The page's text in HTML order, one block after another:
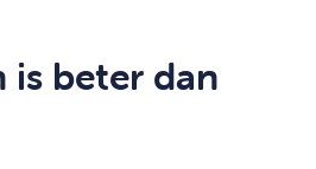
beter dan